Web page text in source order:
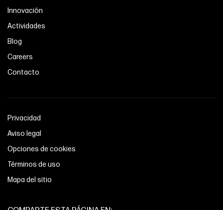
Innovación
Actividades
Blog
Careers
Contacto
Privacidad
Aviso legal
Opciones de cookies
Términos de uso
Mapa del sitio